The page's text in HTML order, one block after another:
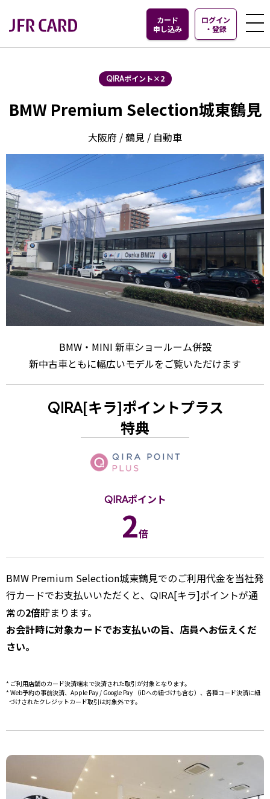
カード
申し込み
ログイン
・ 登録
QIRAポイント×2
BMW Premium Selection城東鶴見
大阪府 / 鶴見 / 自動車
BMW・MINI 新車ショールーム併設
新中古車ともに幅広いモデルをご覧いただけます
QIRA[キラ]ポイントプラス
特典
QIRAポイント
2倍
BMW Premium Selection城東鶴見でのご利用代金を当社発
行カードでお支払いいただくと、 QIRA[キラ]ポイントが通
常の2倍貯まります。
お会計時に対象カードでお支払いの旨、店員へお伝えくだ
さい。
ご利用店舗のカード決済端末で決済された取引が対象となります。
Web予約の事前決済、Apple Pay / Google Pay （iDへの紐づけも含む）、各種コード決済に紐
づけされたクレジットカード取引は対象外です。